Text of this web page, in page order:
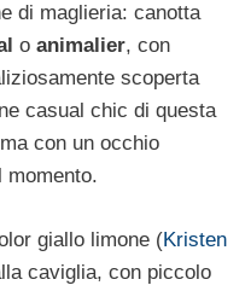
di maglieria: canotta
o animalier, con
scoperta
casual chic di questa
con un occhio
momento.
giallo limone (Kristen
caviglia, con piccolo